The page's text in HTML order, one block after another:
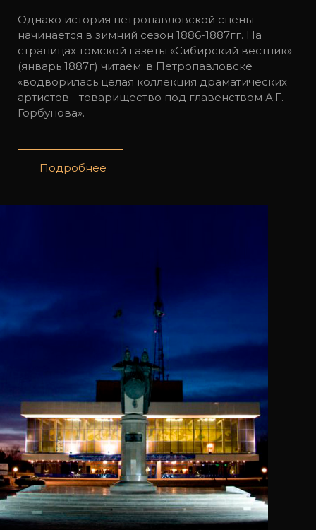
Однако история петропавловской сцены
начинается в зимний сезон 1886-1887гг. На
страницах томской газеты «Сибирский вестник»
(январь 1887г) читаем: в Петропавловске
«водворилась целая коллекция драматических
артистов - товарищество под главенством А.Г.
Горбунова».
Подробнее